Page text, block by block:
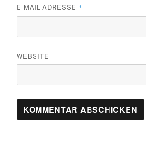
E-MAIL-ADRESSE *
WEBSITE